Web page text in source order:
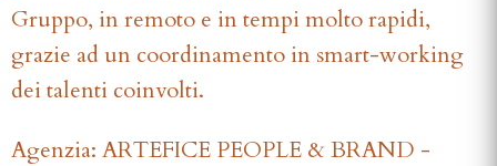
Gruppo, in remoto e in tempi molto rapidi,
grazie ad un coordinamento in smart-working
dei talenti coinvolti.
Agenzia: ARTEFICE PEOPLE & BRAND -